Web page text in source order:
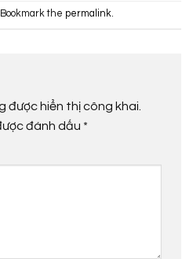
Bookmark the permalink.
được hiển thị công khai.
đánh dấu *